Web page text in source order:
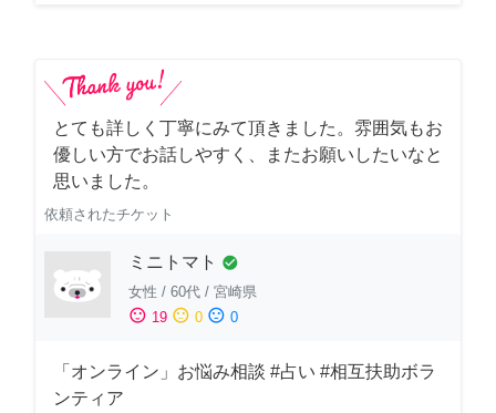
とても詳しく丁寧にみて頂きました。雰囲気もお
優しい方でお話しやすく、またお願いしたいなと
思いました。
依頼されたチケット
ミニトマト check_circle
女性 / 60代 / 宮崎県
sentiment_satisfied 19 sentiment_neutral 0 sentiment_dissatisfied 0
「オンライン」お悩み相談 #占い #相互扶助ボラ
ンティア